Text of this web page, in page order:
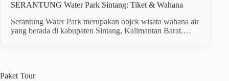
SERANTUNG Water Park Sintang: Tiket & Wahana
Serantung Water Park merupakan objek wisata wahana air
yang berada di kabupaten Sintang, Kalimantan Barat.…
Paket Tour